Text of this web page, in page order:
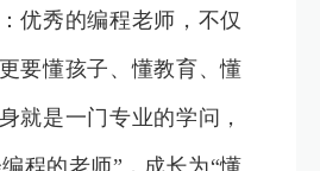
优秀的编程老师，不仅
要懂孩子、懂教育、懂
就是一门专业的学问，
程的老师”，成长为“懂